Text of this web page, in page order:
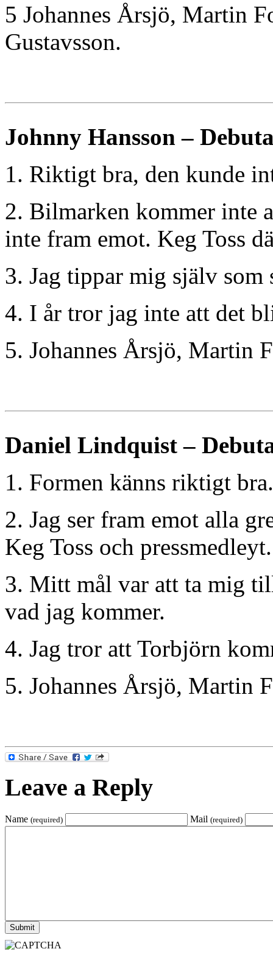
5 Johannes Årsjö, Martin
Gustavsson.
Johnny Hansson –
1. Riktigt bra, den kunde
2. Bilmarken kommer inte
inte fram emot. Keg Toss
3. Jag tippar mig själv som
4. I år tror jag inte att det
5. Johannes Årsjö, Martin
Daniel Lindquist –
1. Formen känns riktigt bra.
2. Jag ser fram emot alla
Keg Toss och pressmedleyt.
3. Mitt mål var att ta mig
vad jag kommer.
4. Jag tror att Torbjörn
5. Johannes Årsjö, Martin
Leave a Reply
Name (required) Mail (required)